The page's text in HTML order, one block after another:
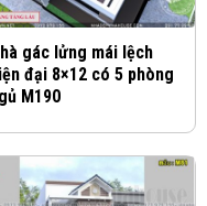
gác lửng mái lệch
đại 8×12 có 5 phòng
M190